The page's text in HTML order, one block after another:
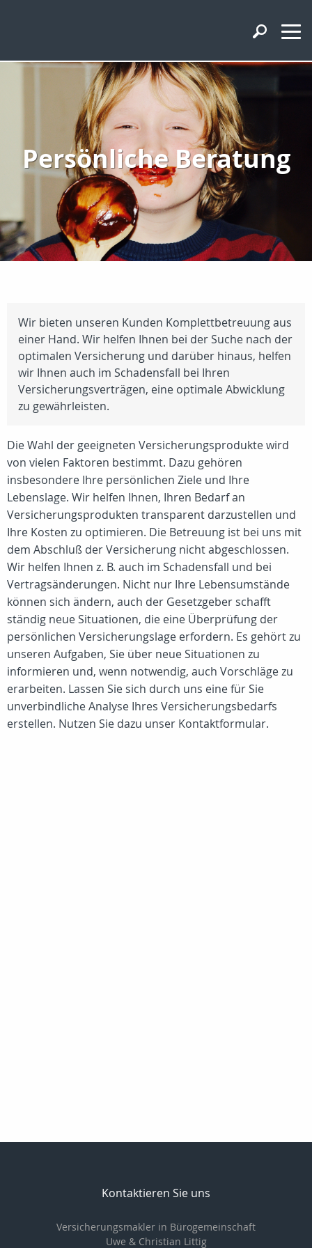
Persönliche Beratung
Wir bieten unseren Kunden Komplettbetreuung aus
einer Hand. Wir helfen Ihnen bei der Suche nach der
optimalen Versicherung und darüber hinaus, helfen
wir Ihnen auch im Schadensfall bei Ihren
Versicherungsverträgen, eine optimale Abwicklung
zu gewährleisten.
Die Wahl der geeigneten Versicherungsprodukte wird
von vielen Faktoren bestimmt. Dazu gehören
insbesondere Ihre persönlichen Ziele und Ihre
Lebenslage. Wir helfen Ihnen, Ihren Bedarf an
Versicherungsprodukten transparent darzustellen und
Ihre Kosten zu optimieren. Die Betreuung ist bei uns mit
dem Abschluß der Versicherung nicht abgeschlossen.
Wir helfen Ihnen z. B. auch im Schadensfall und bei
Vertragsänderungen. Nicht nur Ihre Lebensumstände
können sich ändern, auch der Gesetzgeber schafft
ständig neue Situationen, die eine Überprüfung der
persönlichen Versicherungslage erfordern. Es gehört zu
unseren Aufgaben, Sie über neue Situationen zu
informieren und, wenn notwendig, auch Vorschläge zu
erarbeiten. Lassen Sie sich durch uns eine für Sie
unverbindliche Analyse Ihres Versicherungsbedarfs
erstellen. Nutzen Sie dazu unser Kontaktformular.
Kontaktieren Sie uns
Versicherungsmakler in Bürogemeinschaft
Uwe & Christian Littig